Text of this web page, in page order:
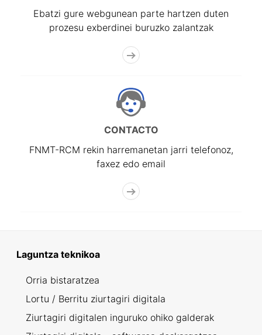
Ebatzi gure webgunean parte hartzen duten
prozesu exberdinei buruzko zalantzak
CONTACTO
FNMT-RCM rekin harremanetan jarri telefonoz,
faxez edo email
Laguntza teknikoa
Orria bistaratzea
Lortu / Berritu ziurtagiri digitala
Ziurtagiri digitalen inguruko ohiko galderak